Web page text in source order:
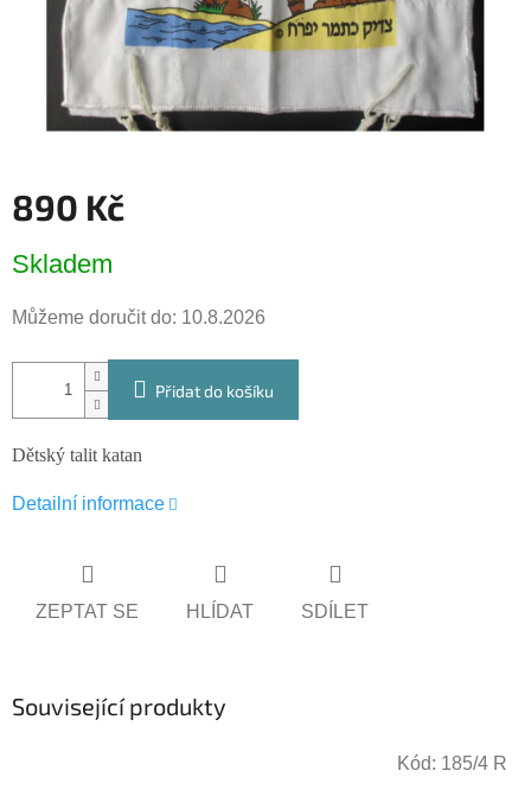
890 Kč
cena:
Skladem
Můžeme doručit do: 10.8.2026
Přidat do košíku
Dětský talit katan
Detailní informace
ZEPTAT SE HLÍDAT SDÍLET
Související produkty
Kód: 185/4 R